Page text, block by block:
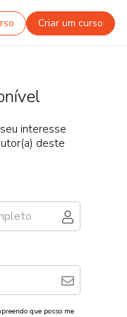
Criar um curso
interesse
deste
que posso me